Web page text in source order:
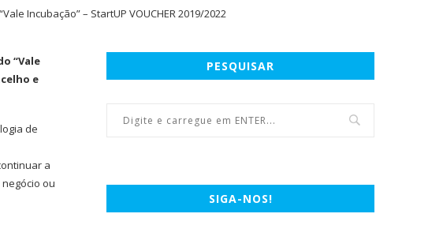
“Vale
e
de
a
ou
PESQUISAR
SIGA-NOS!